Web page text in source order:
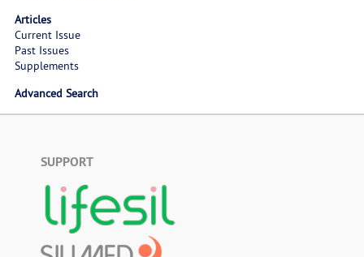
Articles
Current Issue
Past Issues
Supplements
Advanced Search
SUPPORT